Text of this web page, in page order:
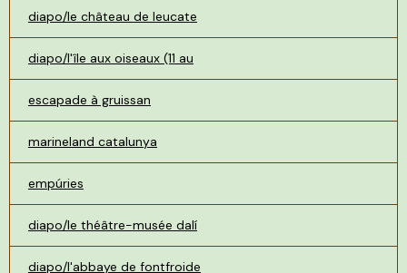
diapo/le château de leucate
diapo/l'île aux oiseaux (11 au
escapade à gruissan
marineland catalunya
empúries
diapo/le théâtre-musée dalí
diapo/l'abbaye de fontfroide